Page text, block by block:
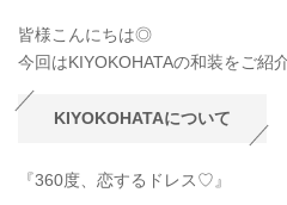
皆様こんにちは◎
今回はKIYOKOHATAの和装をご紹
KIYOKOHATAについて
『360度、恋するドレス♡』